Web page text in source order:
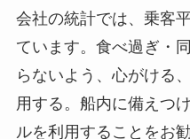
会社の統計では、乗客
ています。食べ過ぎ・
らないよう、心がける
用する。船内に備えつ
ルを利用することをお